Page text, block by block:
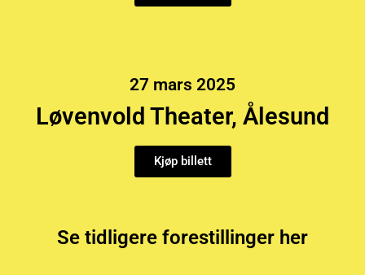
27 mars 2025
Løvenvold Theater, Ålesund
Kjøp billett
Se tidligere forestillinger her